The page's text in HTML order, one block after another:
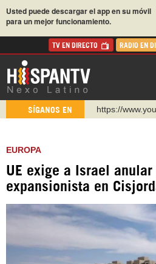
Usted puede descargar el app en su móvil
para un mejor funcionamiento.
TV EN DIRECTO RADIO EN
SÍGANOS EN
https://
https://
WhatsApp y
https://
EUROPA
UE exige a Israel anular
expansionista en